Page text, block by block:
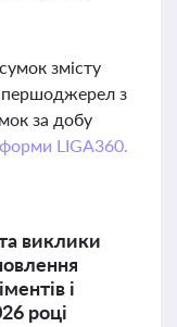
змісту
першоджерел з
за добу
LIGA360.
виклики
і
році